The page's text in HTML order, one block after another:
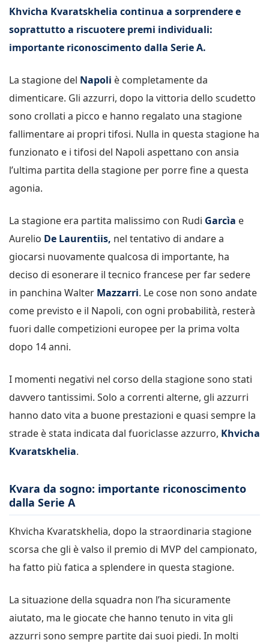
Khvicha Kvaratskhelia continua a sorprendere e
soprattutto a riscuotere premi individuali:
importante riconoscimento dalla Serie A.
La stagione del Napoli è completamente da
dimenticare. Gli azzurri, dopo la vittoria dello scudetto
sono crollati a picco e hanno regalato una stagione
fallimentare ai propri tifosi. Nulla in questa stagione ha
funzionato e i tifosi del Napoli aspettano con ansia
l’ultima partita della stagione per porre fine a questa
agonia.
La stagione era partita malissimo con Rudi Garcìa e
Aurelio De Laurentiis, nel tentativo di andare a
giocarsi nuovamente qualcosa di importante, ha
deciso di esonerare il tecnico francese per far sedere
in panchina Walter Mazzarri. Le cose non sono andate
come previsto e il Napoli, con ogni probabilità, resterà
fuori dalle competizioni europee per la prima volta
dopo 14 anni.
I momenti negativi nel corso della stagione sono stati
davvero tantissimi. Solo a correnti alterne, gli azzurri
hanno dato vita a buone prestazioni e quasi sempre la
strade è stata indicata dal fuoriclasse azzurro, Khvicha
Kvaratskhelia.
Kvara da sogno: importante riconoscimento
dalla Serie A
Khvicha Kvaratskhelia, dopo la straordinaria stagione
scorsa che gli è valso il premio di MVP del campionato,
ha fatto più fatica a splendere in questa stagione.
La situazione della squadra non l’ha sicuramente
aiutato, ma le giocate che hanno tenuto in vita gli
azzurri sono sempre partite dai suoi piedi. In molti